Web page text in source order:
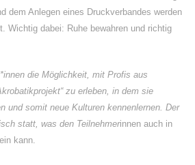
dem Anlegen eines Druckverbandes werden
Wichtig dabei: Ruhe bewahren und richtig
*innen die Möglichkeit, mit Profis aus
zu erleben, in dem sie
und somit neue Kulturen kennenlernen. Der
statt, was den Teilnehmerinnen auch in
kann.